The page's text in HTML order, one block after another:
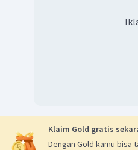
Klaim Gold gratis
Dengan Gold kamu bisa